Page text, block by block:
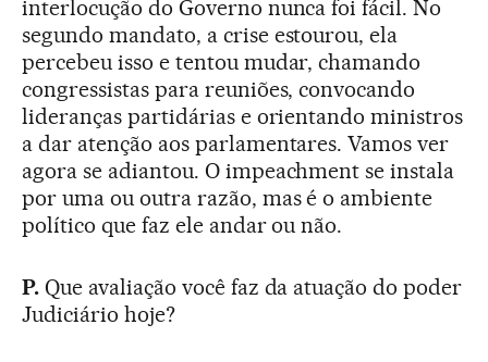
interlocução do Governo nunca foi fácil. No
segundo mandato, a crise estourou, ela
percebeu isso e tentou mudar, chamando
congressistas para reuniões, convocando
lideranças partidárias e orientando ministros
a dar atenção aos parlamentares. Vamos ver
agora se adiantou. O impeachment se instala
por uma ou outra razão, mas é o ambiente
político que faz ele andar ou não.
P. Que avaliação você faz da atuação do poder
Judiciário hoje?